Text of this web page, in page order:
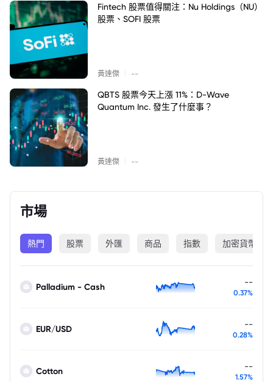
Fintech 股票值得關注：Nu Holdings（NU）
股票、SOFI 股票
黃達傑 --
QBTS 股票今天上漲 11%：D-Wave
Quantum Inc. 發生了什麼事？
黃達傑 --
市場
熱門 股票 外匯 商品 指數 加密貨幣
Palladium - Cash --
0.37%
EUR/USD --
0.28%
Cotton --
1.57%